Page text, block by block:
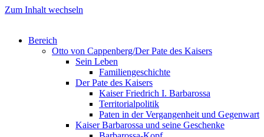
Zum Inhalt wechseln
Bereich
Otto von Cappenberg/Der Pate des Kaisers
Sein Leben
Familiengeschichte
Der Pate des Kaisers
Kaiser Friedrich I. Barbarossa
Territorialpolitik
Paten in der Vergangenheit und Gegenwart
Kaiser Barbarossa und seine Geschenke